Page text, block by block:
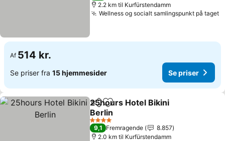
2.2 km til Kurfürstendamm
Wellness og socialt samlingspunkt på taget
Af 514 kr.
Se priser fra 15 hjemmesider Se priser
Del Føj til favoritter
25hours Hotel Bikini
Berlin
Se priser
4 Stjerner
9,1 Fremragende
8.857
2.0 km til Kurfürstendamm